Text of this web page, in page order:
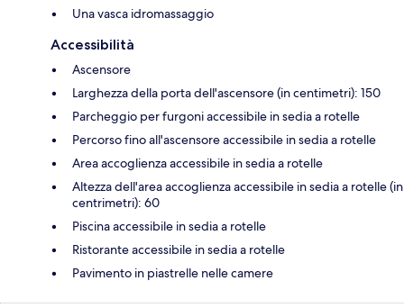
Una vasca idromassaggio
Accessibilità
Ascensore
Larghezza della porta dell'ascensore (in centimetri): 150
Parcheggio per furgoni accessibile in sedia a rotelle
Percorso fino all'ascensore accessibile in sedia a rotelle
Area accoglienza accessibile in sedia a rotelle
Altezza dell'area accoglienza accessibile in sedia a rotelle (in
centrimetri): 60
Piscina accessibile in sedia a rotelle
Ristorante accessibile in sedia a rotelle
Pavimento in piastrelle nelle camere